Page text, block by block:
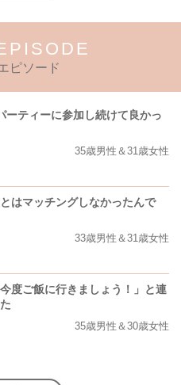
ピソード
ーティーに参加し続けて良かっ
35歳男性＆31歳女性
はマッチングしなかったんで
33歳男性＆31歳女性
度ご飯に行きましょう！」と連
35歳男性＆30歳女性